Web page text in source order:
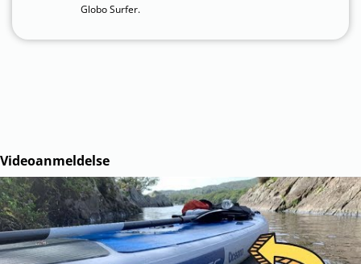
Globo Surfer.
Videoanmeldelse